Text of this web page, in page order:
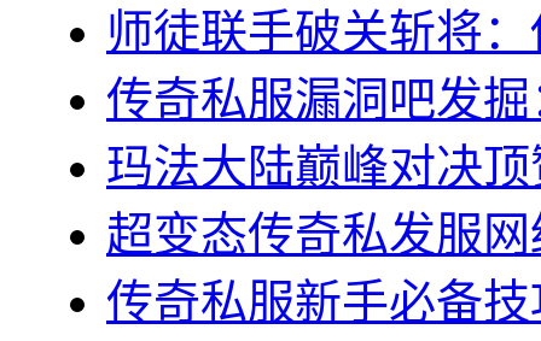
师徒联手破关斩将
传奇私服漏洞吧发
玛法大陆巅峰对决
超变态传奇私发服
传奇私服新手必备